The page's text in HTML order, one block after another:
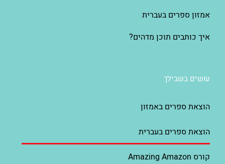
עושים בשבילך
הוצאת ספרים באמזון
הוצאת ספרים בעברית
קורס Amazing Amazon
אמזון ספרים בעברית
איך כותבים תוכן מדהים?